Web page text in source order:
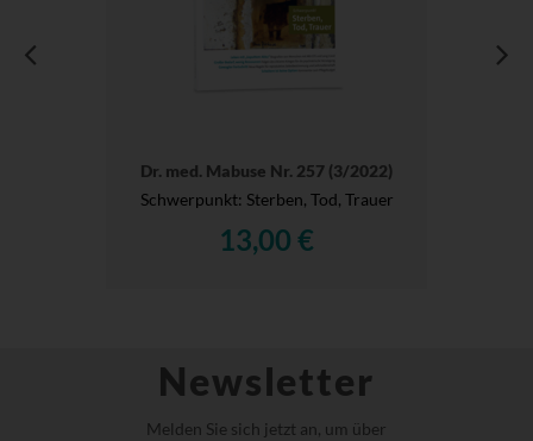
Dr. med. Mabuse Nr. 257 (3/2022)
Schwerpunkt: Sterben, Tod, Trauer
13,00 €
Newsletter
Melden Sie sich jetzt an, um über